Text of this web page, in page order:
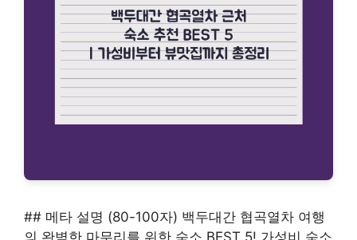
## 메타 설명 (80-100자) 백두대간 협곡열차 여행
의 완벽한 마무리를 위한 숙소 BEST 5! 가성비 숙소